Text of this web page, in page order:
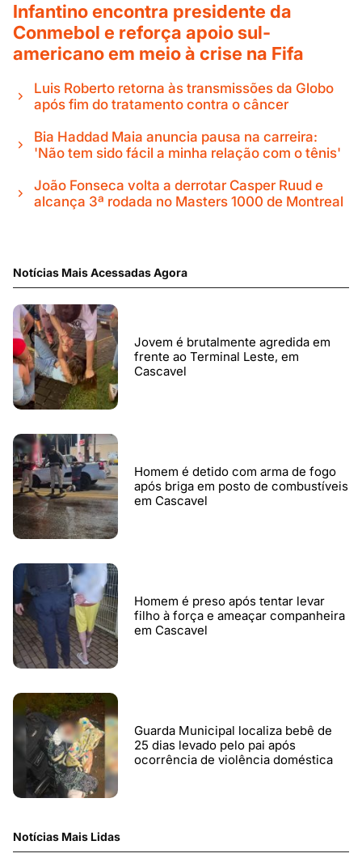
Infantino encontra presidente da
Conmebol e reforça apoio sul-
americano em meio à crise na Fifa
Luis Roberto retorna às transmissões da Globo
após fim do tratamento contra o câncer
Bia Haddad Maia anuncia pausa na carreira:
'Não tem sido fácil a minha relação com o tênis'
João Fonseca volta a derrotar Casper Ruud e
alcança 3ª rodada no Masters 1000 de Montreal
Notícias Mais Acessadas Agora
Jovem é brutalmente agredida em
frente ao Terminal Leste, em
Cascavel
Homem é detido com arma de fogo
após briga em posto de combustíveis
em Cascavel
Homem é preso após tentar levar
filho à força e ameaçar companheira
em Cascavel
Guarda Municipal localiza bebê de
25 dias levado pelo pai após
ocorrência de violência doméstica
Notícias Mais Lidas